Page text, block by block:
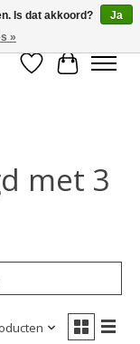
Verlanglijst
met 3
Is dat akkoord?
Ja
»